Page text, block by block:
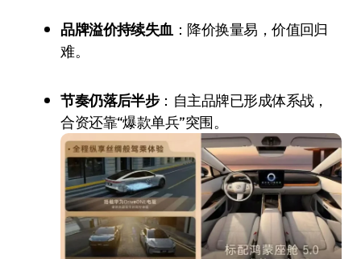
品牌溢价持续失血：降价换量易，价值回归
难。
节奏仍落后半步：自主品牌已形成体系战，
合资还靠“爆款单兵”突围。